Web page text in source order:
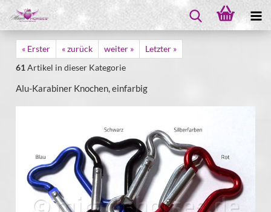
« Erster « zurück weiter »
Letzter »
61 Artikel in dieser Kategorie
Alu-Karabiner Knochen, einfarbig